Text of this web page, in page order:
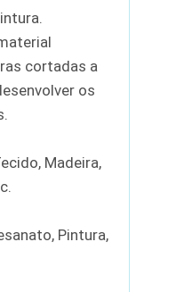
cortadas a
os
Madeira,
Pintura,